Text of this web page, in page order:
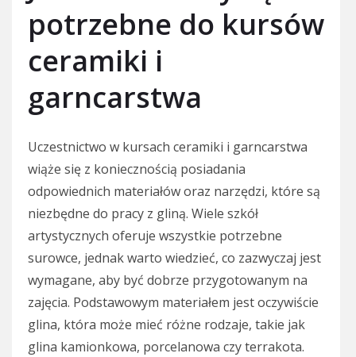
potrzebne do kursów
ceramiki i
garncarstwa
Uczestnictwo w kursach ceramiki i garncarstwa
wiąże się z koniecznością posiadania
odpowiednich materiałów oraz narzędzi, które są
niezbędne do pracy z gliną. Wiele szkół
artystycznych oferuje wszystkie potrzebne
surowce, jednak warto wiedzieć, co zazwyczaj jest
wymagane, aby być dobrze przygotowanym na
zajęcia. Podstawowym materiałem jest oczywiście
glina, która może mieć różne rodzaje, takie jak
glina kamionkowa, porcelanowa czy terrakota.